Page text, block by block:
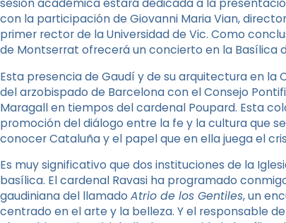
sesión académica estará dedicada a la
con la participación de Giovanni Maria Vian,
primer rector de la Universidad de Vic. Como
de Montserrat ofrecerá un concierto en la Basílica
Esta presencia de Gaudí y de su arquitectura en
del arzobispado de Barcelona con el Consejo
Maragall en tiempos del cardenal Poupard. Esta
promoción del diálogo entre la fe y la cultura que
conocer Cataluña y el papel que en ella juega el
Es muy significativo que dos instituciones de la
basílica. El cardenal Ravasi ha programado
gaudiniana del llamado Atrio de los Gentiles, un
centrado en el arte y la belleza. Y el responsable